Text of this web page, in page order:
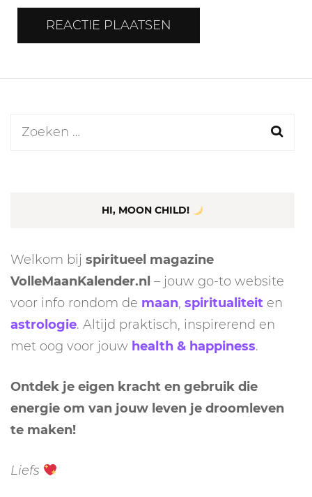
Zoeken
HI, MOON CHILD!
Welkom bij spiritueel magazine
VolleMaanKalender.nl – jouw go-to website
voor info rondom de maan, spiritualiteit en
astrologie. Altijd praktisch, inspirerend en
met oog voor jouw health & happiness.
Ontdek je eigen kracht en gebruik die
energie om van jouw leven je droomleven
te maken!
Liefs